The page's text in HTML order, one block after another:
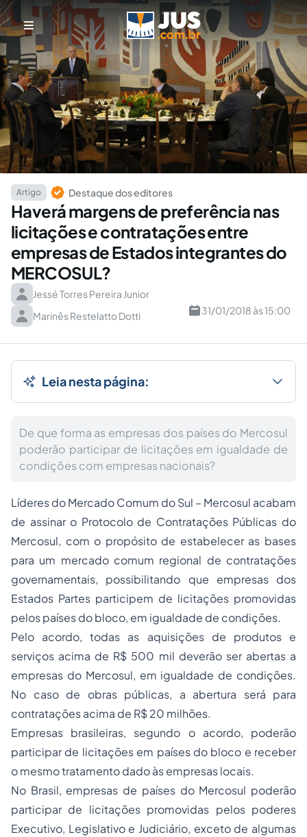
Artigo Destaque dos editores
Haverá margens de preferência nas
licitações e contratações entre
empresas de Estados integrantes do
MERCOSUL?
Jessé Torres Pereira Junior
Marinês Restelatto Dotti
31/01/2018 às 15:00
Leia nesta página:
De que forma as empresas dos países do Mercosul
poderão participar de licitações em igualdade de
condições com empresas nacionais?
Líderes do Mercado Comum do Sul – Mercosul acabam
de assinar o Protocolo de Contratações Públicas do
Mercosul, com o propósito de estabelecer as bases
para um mercado comum regional de contratações
governamentais, possibilitando que empresas dos
Estados Partes participem de licitações promovidas
pelos países do bloco, em igualdade de condições.
Pelo acordo, todas as aquisições de produtos e
serviços acima de R$ 500 mil deverão ser abertas a
empresas do Mercosul, em igualdade de condições.
No caso de obras públicas, a abertura será para
contratações acima de R$ 20 milhões.
Empresas brasileiras, segundo o acordo, poderão
participar de licitações em países do bloco e receber
o mesmo tratamento dado às empresas locais.
No Brasil, empresas de países do Mercosul poderão
participar de licitações promovidas pelos poderes
Executivo, Legislativo e Judiciário, exceto de algumas